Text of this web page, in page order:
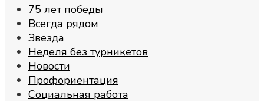
75 лет победы
Всегда рядом
Звезда
Неделя без турникетов
Новости
Профориентация
Социальная работа